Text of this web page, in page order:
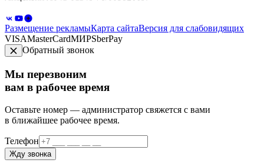
Размещение рекламыКарта сайтаВерсия для слабовидящих
VISAMasterCardМИРSberPay
Обратный звонок
Мы перезвоним
вам в рабочее время
Оставьте номер — администратор свяжется с вами
в ближайшее рабочее время.
Телефон
Жду звонка